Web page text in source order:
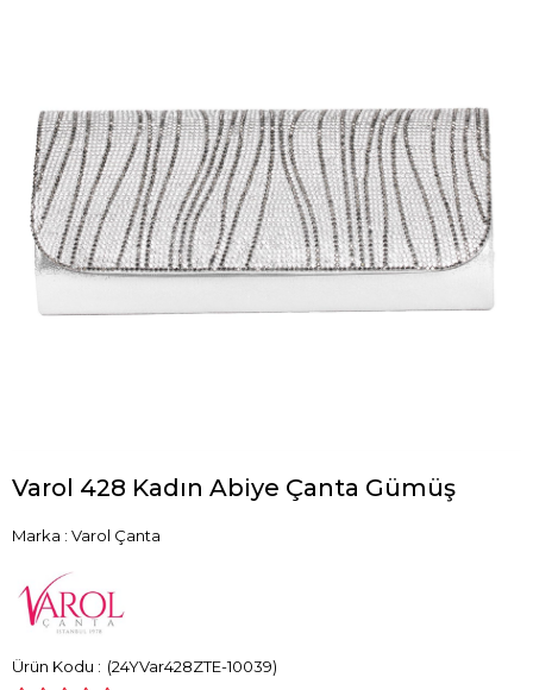
Varol 428 Kadın Abiye Çanta Gümüş
Marka : Varol Çanta
(24YVar428ZTE-10039)